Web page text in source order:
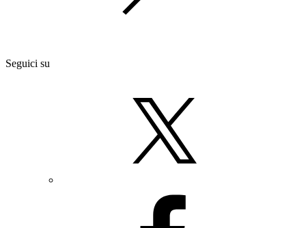
Seguici su